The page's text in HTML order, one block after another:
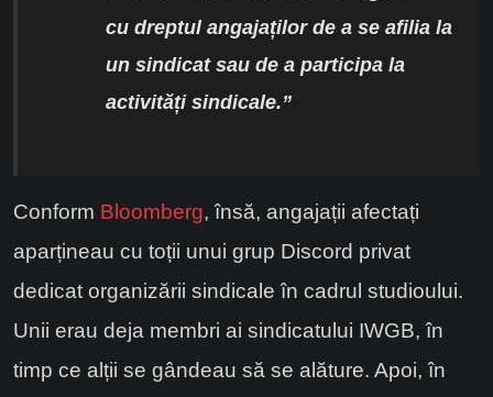
cu dreptul angajaților de a se afilia la
un sindicat sau de a participa la
activități sindicale.”
Conform Bloomberg, însă, angajații afectați
aparțineau cu toții unui grup Discord privat
dedicat organizării sindicale în cadrul studioului.
Unii erau deja membri ai sindicatului IWGB, în
timp ce alții se gândeau să se alăture. Apoi, în